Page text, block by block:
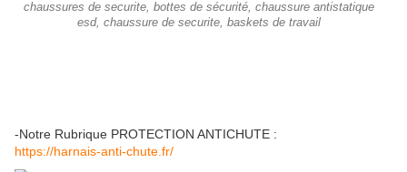
chaussures de securite, bottes de sécurité, chaussure antistatique
esd, chaussure de securite, baskets de travail
-Notre Rubrique PROTECTION ANTICHUTE :
https://harnais-anti-chute.fr/